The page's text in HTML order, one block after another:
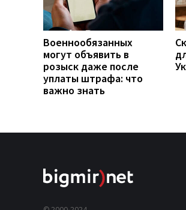
Военнообязанных
могут объявить в
розыск даже после
уплаты штрафа: что
важно знать